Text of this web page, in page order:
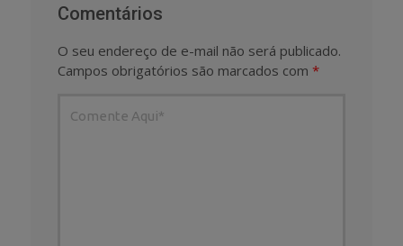
Comentários
O seu endereço de e-mail não será publicado.
Campos obrigatórios são marcados com *